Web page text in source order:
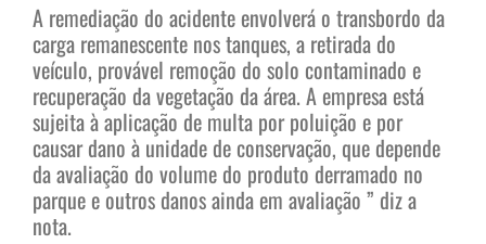
A remediação do acidente envolverá o transbordo da
carga remanescente nos tanques, a retirada do
veículo, provável remoção do solo contaminado e
recuperação da vegetação da área. A empresa está
sujeita à aplicação de multa por poluição e por
causar dano à unidade de conservação, que depende
da avaliação do volume do produto derramado no
parque e outros danos ainda em avaliação ” diz a
nota.